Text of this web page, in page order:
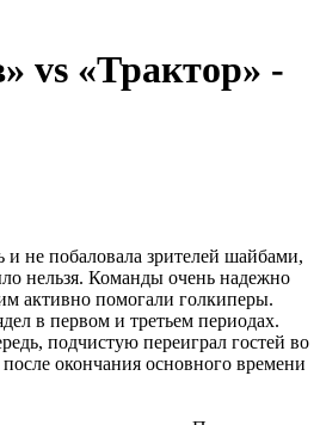
vs «Трактор» -
и не побаловала зрителей шайбами,
нельзя. Команды очень надежно
активно помогали голкиперы.
в первом и третьем периодах.
подчистую переиграл гостей во
окончания основного времени